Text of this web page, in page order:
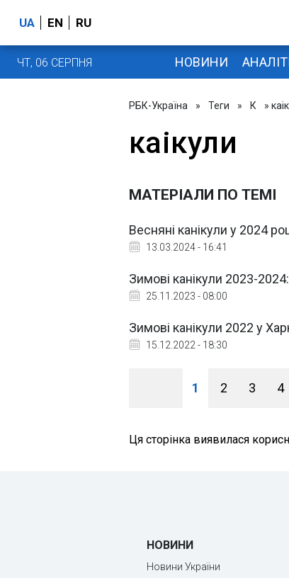
UA EN RU
ЧТ, 06 СЕРПНЯ НОВИНИ
РБК-Україна » Теги » К »
каікули
МАТЕРІАЛИ ПО ТЕМІ
Весняні канікули у 2024
13.03.2024 - 16:41
Зимові канікули 2023-
25.11.2023 - 08:00
Зимові канікули 2022 у
15.12.2022 - 18:30
1 2 3 4
Ця сторінка виявилася
НОВИНИ
Новини України